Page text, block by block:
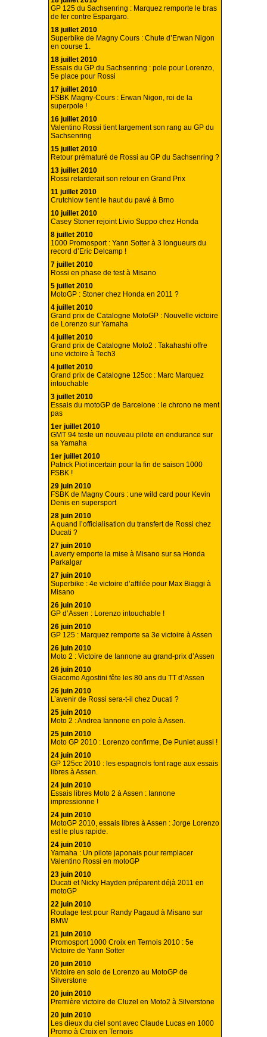
GP 125 du Sachsenring : Marquez remporte le bras
de fer contre Espargaro.
18 juillet 2010
Superbike de Magny Cours : Chute d’Erwan Nigon
en course 1.
18 juillet 2010
Essais du GP du Sachsenring : pole pour Lorenzo,
5e place pour Rossi
17 juillet 2010
FSBK Magny-Cours : Erwan Nigon, roi de la
superpole !
16 juillet 2010
Valentino Rossi tient largement son rang au GP du
Sachsenring
15 juillet 2010
Retour prématuré de Rossi au GP du Sachsenring ?
13 juillet 2010
Rossi retarderait son retour en Grand Prix
11 juillet 2010
Crutchlow tient le haut du pavé à Brno
10 juillet 2010
Casey Stoner rejoint Livio Suppo chez Honda
8 juillet 2010
1000 Promosport : Yann Sotter à 3 longueurs du
record d’Eric Delcamp !
7 juillet 2010
Rossi en phase de test à Misano
5 juillet 2010
MotoGP : Stoner chez Honda en 2011 ?
4 juillet 2010
Grand prix de Catalogne MotoGP : Nouvelle victoire
de Lorenzo sur Yamaha
4 juillet 2010
Grand prix de Catalogne Moto2 : Takahashi offre
une victoire à Tech3
4 juillet 2010
Grand prix de Catalogne 125cc : Marc Marquez
intouchable
3 juillet 2010
Essais du motoGP de Barcelone : le chrono ne ment
pas
1er juillet 2010
GMT 94 teste un nouveau pilote en endurance sur
sa Yamaha
1er juillet 2010
Patrick Piot incertain pour la fin de saison 1000
FSBK !
29 juin 2010
FSBK de Magny Cours : une wild card pour Kevin
Denis en supersport
28 juin 2010
A quand l’officialisation du transfert de Rossi chez
Ducati ?
27 juin 2010
Laverty emporte la mise à Misano sur sa Honda
Parkalgar
27 juin 2010
Superbike : 4e victoire d’affilée pour Max Biaggi à
Misano
26 juin 2010
GP d’Assen : Lorenzo intouchable !
26 juin 2010
GP 125 : Marquez remporte sa 3e victoire à Assen
26 juin 2010
Moto 2 : Victoire de Iannone au grand-prix d’Assen
26 juin 2010
Giacomo Agostini fête les 80 ans du TT d’Assen
26 juin 2010
L’avenir de Rossi sera-t-il chez Ducati ?
25 juin 2010
Moto 2 : Andrea Iannone en pole à Assen.
25 juin 2010
Moto GP 2010 : Lorenzo confirme, De Puniet aussi !
24 juin 2010
GP 125cc 2010 : les espagnols font rage aux essais
libres à Assen.
24 juin 2010
Essais libres Moto 2 à Assen : Iannone
impressionne !
24 juin 2010
MotoGP 2010, essais libres à Assen : Jorge Lorenzo
est le plus rapide.
24 juin 2010
Yamaha : Un pilote japonais pour remplacer
Valentino Rossi en motoGP
23 juin 2010
Ducati et Nicky Hayden préparent déjà 2011 en
motoGP
22 juin 2010
Roulage test pour Randy Pagaud à Misano sur
BMW
21 juin 2010
Promosport 1000 Croix en Ternois 2010 : 5e
Victoire de Yann Sotter
20 juin 2010
Victoire en solo de Lorenzo au MotoGP de
Silverstone
20 juin 2010
Première victoire de Cluzel en Moto2 à Silverstone
20 juin 2010
Les dieux du ciel sont avec Claude Lucas en 1000
Promo à Croix en Ternois